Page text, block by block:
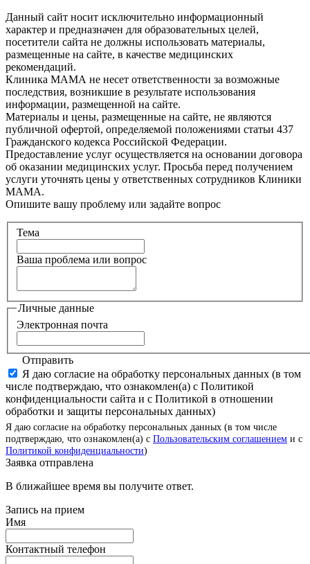
Данный сайт носит исключительно информационный
характер и предназначен для образовательных целей,
посетители сайта не должны использовать материалы,
размещенные на сайте, в качестве медицинских
рекомендаций.
Клиника МАМА не несет ответственности за возможные
последствия, возникшие в результате использования
информации, размещенной на сайте.
Материалы и цены, размещенные на сайте, не являются
публичной офертой, определяемой положениями статьи 437
Гражданского кодекса Российской Федерации.
Предоставление услуг осуществляется на основании договора
об оказании медицинских услуг. Просьба перед получением
услуги уточнять цены у ответственных сотрудников Клиники
МАМА.
Опишите вашу проблему или задайте вопрос
Тема
Ваша проблема или вопрос
Личные данные
Электронная почта
Отправить
Я даю согласие на обработку персональных данных (в том
числе подтверждаю, что ознакомлен(а) с Политикой
конфиденциальности сайта и с Политикой в отношении
обработки и защиты персональных данных)
Я даю согласие на обработку персональных данных (в том числе
подтверждаю, что ознакомлен(а) с Пользовательским соглашением и с
Политикой конфиденциальности)
Заявка отправлена
В ближайшее время вы получите ответ.
Запись на прием
Имя
Контактный телефон